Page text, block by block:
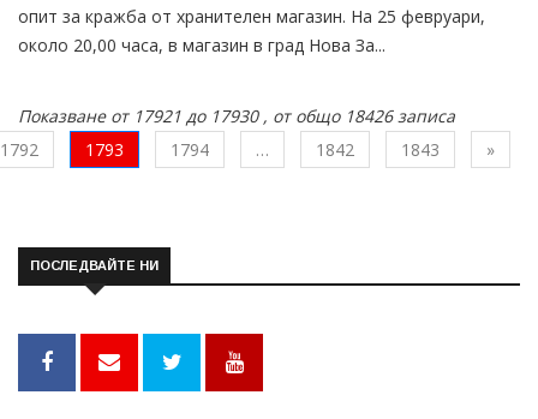
опит за кражба от хранителен магазин. На 25 февруари,
около 20,00 часа, в магазин в град Нова За...
Показване от 17921 до 17930 , от общо 18426 записа
1792
1793 1794 … 1842 1843 »
ПОСЛЕДВАЙТЕ НИ